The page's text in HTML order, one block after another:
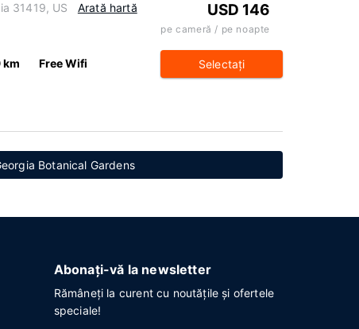
31419, US Arată hartă
km Free Wifi
USD 146
pe cameră / pe noapte
Selectaţi
Botanical Gardens
Abonați-vă la newsletter
Rămâneți la curent cu noutățile și ofertele
speciale!